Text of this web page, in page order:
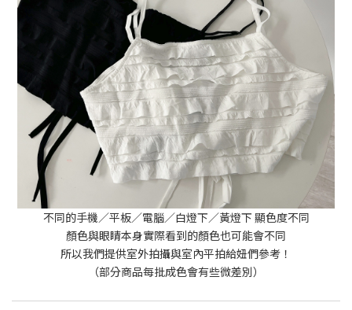
不同的手機／平板／電腦／白燈下／黃燈下 顯色度不同
顏色與眼睛本身實際看到的顏色也可能會不同
所以我們提供室外拍攝與室內平拍給妞們參考！
（部分商品每批成色會有些微差別）